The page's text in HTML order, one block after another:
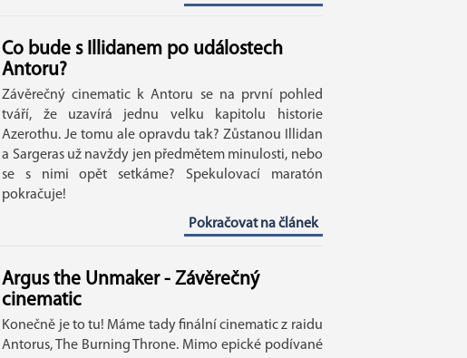
Co bude s Illidanem po událostech
Antoru?
Závěrečný cinematic k Antoru se na první pohled
tváří, že uzavírá jednu velku kapitolu historie
Azerothu. Je tomu ale opravdu tak? Zůstanou Illidan
a Sargeras už navždy jen předmětem minulosti, nebo
se s nimi opět setkáme? Spekulovací maratón
pokračuje!
Pokračovat na článek
Argus the Unmaker - Závěrečný
cinematic
Konečně je to tu! Máme tady finální cinematic z raidu
Antorus, The Burning Throne. Mimo epické podívané